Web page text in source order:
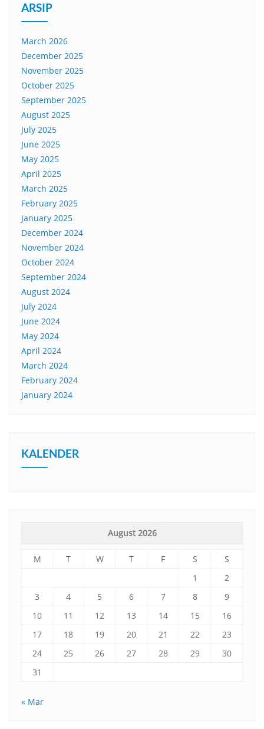
ARSIP
March 2026
December 2025
November 2025
October 2025
September 2025
August 2025
July 2025
June 2025
May 2025
April 2025
March 2025
February 2025
January 2025
December 2024
November 2024
October 2024
September 2024
August 2024
July 2024
June 2024
May 2024
April 2024
March 2024
February 2024
January 2024
KALENDER
August 2026
M T W T F S
S
1
2
3
4 5 6 7 8
9
10
11 12 13 14 15
16
17
18 19 20 21 22
23
24
25 26 27 28 29
30
31
« Mar